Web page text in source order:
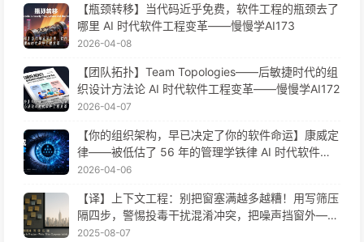
【瓶颈转移】当代码近乎免费，软件工程的瓶颈去了
哪里 AI 时代软件工程变革——慢慢学AI173
2026-04-08
【团队拓扑】Team Topologies——后敏捷时代的组
织设计方法论 AI 时代软件工程变革——慢慢学AI172
2026-04-07
【你的组织架构，早已决定了你的软件命运】康威定
律——被低估了 56 年的管理学铁律 AI 时代软件工
程变革——慢慢学AI171
2026-04-06
【译】上下文工程：别把窗塞满越多越糟！用写筛压
隔四步，警惕投毒干扰混淆冲突，把噪声挡窗外——
慢慢学AI170
2025-08-07